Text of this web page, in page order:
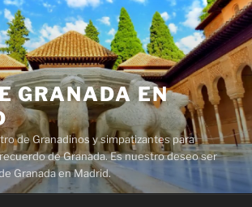
GRANADA EN
de Granadinos y simpatizantes para
de Granada. Es nuestro deseo ser
Granada en Madrid.